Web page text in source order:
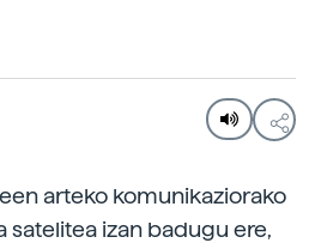
arteko komunikaziorako
satelitea izan badugu ere,